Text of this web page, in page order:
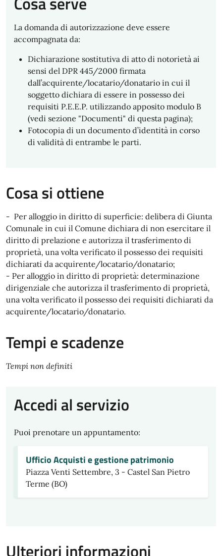
La domanda di autorizzazione deve essere
accompagnata da:
Dichiarazione sostitutiva di atto di notorietà ai
sensi del DPR 445/2000 firmata
dall’acquirente/locatario/donatario in cui il
soggetto dichiara di essere in possesso dei
requisiti P.E.E.P. utilizzando apposito modulo B
(vedi sezione "Documenti" di questa pagina);
Fotocopia di un documento d’identità in corso
di validità di entrambe le parti.
Cosa si ottiene
- Per alloggio in diritto di superficie: delibera di Giunta
Comunale in cui il Comune dichiara di non esercitare il
diritto di prelazione e autorizza il trasferimento di
proprietà, una volta verificato il possesso dei requisiti
dichiarati da acquirente/locatario/donatario;
- Per alloggio in diritto di proprietà: determinazione
dirigenziale che autorizza il trasferimento di proprietà,
una volta verificato il possesso dei requisiti dichiarati da
acquirente/locatario/donatario.
Tempi e scadenze
Tempi non definiti
Accedi al servizio
Puoi prenotare un appuntamento:
Ufficio Acquisti e gestione patrimonio
Piazza Venti Settembre, 3 - Castel San Pietro
Terme (BO)
Ulteriori informazioni